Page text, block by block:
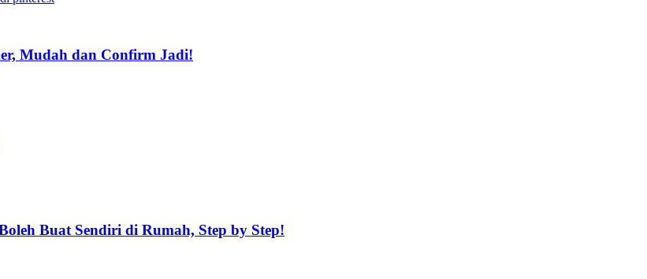
Mudah dan Confirm Jadi!
Buat Sendiri di Rumah, Step by Step!